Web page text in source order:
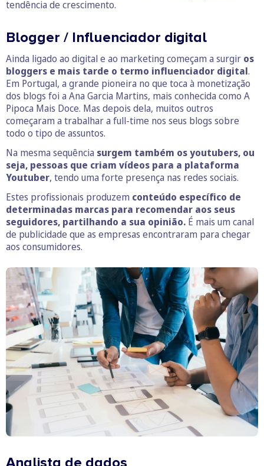
tendência de crescimento.
Blogger / Influenciador digital
Ainda ligado ao digital e ao marketing começam a surgir os
bloggers e mais tarde o termo influenciador digital.
Em Portugal, a grande pioneira no que toca à monetização
dos blogs foi a Ana Garcia Martins, mais conhecida como A
Pipoca Mais Doce. Mas depois dela, muitos outros
começaram a trabalhar a full-time nos seus blogs sobre
todo o tipo de assuntos.
Na mesma sequência surgem também os youtubers, ou
seja, pessoas que criam vídeos para a plataforma
Youtuber, tendo uma forte presença nas redes sociais.
Estes profissionais produzem conteúdo específico de
determinadas marcas para recomendar aos seus
seguidores, partilhando a sua opinião. É mais um canal
de publicidade que as empresas encontraram para chegar
aos consumidores.
Analista de dados